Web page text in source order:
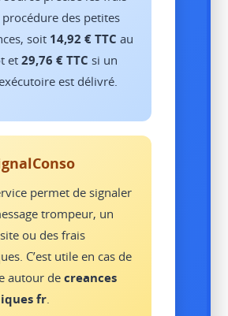
procédure des petites
soit 14,92 € TTC au
et29,76 € TTC si un
est délivré.
permet de signaler
trompeur, un
ou des frais
C’est utile en cas de
autour decreances
fr.